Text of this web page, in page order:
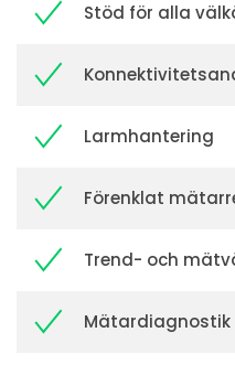
Stöd för alla
Larmhantering
Förenklat
Trend- och
Mätardiagnostik